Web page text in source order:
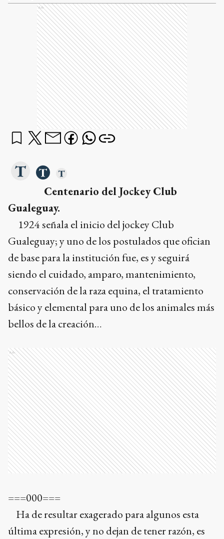
Ads
Centenario del Jockey Club
Gualeguay.
1924 señala el inicio del jockey Club
Gualeguay; y uno de los postulados que ofician
de base para la institución fue, es y seguirá
siendo el cuidado, amparo, mantenimiento,
conservación de la raza equina, el tratamiento
básico y elemental para uno de los animales más
bellos de la creación…
Ads
===000===
Ha de resultar exagerado para algunos esta
última expresión, y no dejan de tener razón, es